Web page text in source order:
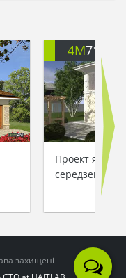
4M713
Проект
захищені